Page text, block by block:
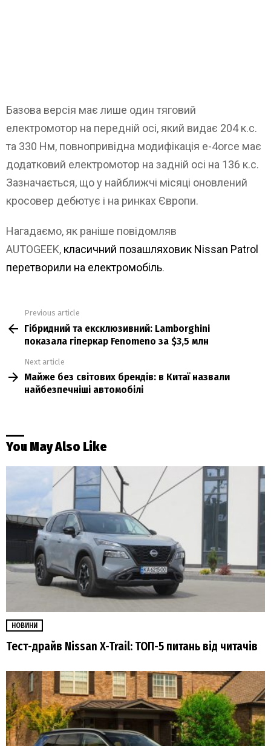
Базова версія має лише один тяговий
електромотор на передній осі, який видає 204 к.с.
та 330 Нм, повнопривідна модифікація e-4orce має
додатковий електромотор на задній осі на 136 к.с.
Зазначається, що у найближчі місяці оновлений
кросовер дебютує і на ринках Європи.
Нагадаємо, як раніше повідомляв
AUTOGEEK, класичний позашляховик Nissan Patrol
перетворили на електромобіль.
more
Previous article
Гібридний та ексклюзивний: Lamborghini
показала гіперкар Fenomeno за $3,5 млн
Next article
Майже без світових брендів: в Китаї назвали
найбезпечніші автомобілі
You May Also Like
НОВИНИ
Тест-драйв Nissan X-Trail: ТОП-5 питань від читачів